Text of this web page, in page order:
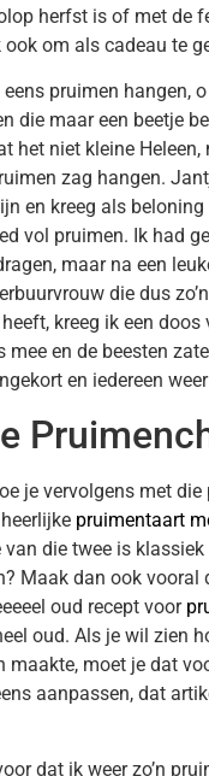
herfst is of met de
ook om als cadeau te
eens pruimen hangen,
die maar een beetje
het niet kleine
zag hangen.
en kreeg als
vol pruimen. Ik had
maar na een
die dus
kreeg ik een doos
mee en de beesten
en iedereen
je vervolgens met die
pruimentaart
die twee is klassiek
Maak dan ook vooral
oud recept voor
oud. Als je wil zien
maakte, moet je dat
aanpassen, dat
dat ik weer zo’n